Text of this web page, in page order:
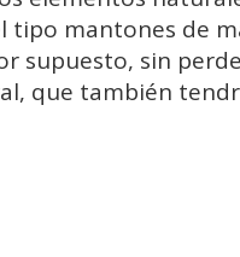
tipo mantones de
supuesto, sin
que también